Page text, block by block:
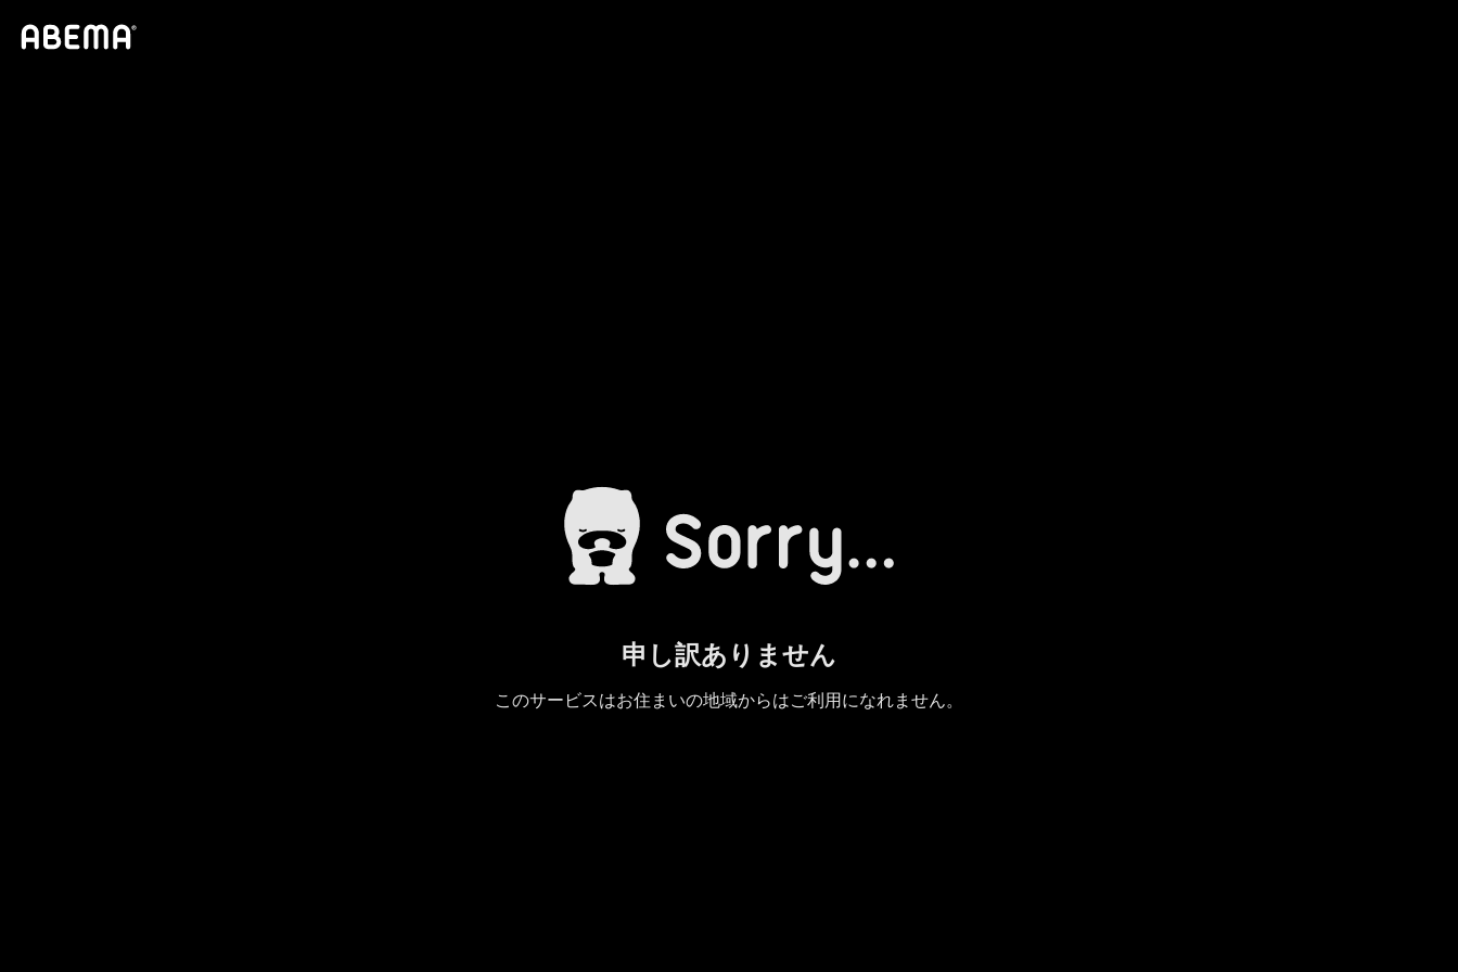
申し訳ありません
このサービスはお住まいの地域からはご利用になれません。